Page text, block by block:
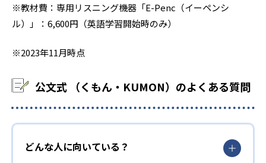
※教材費：専用リスニング機器「E-Penc（イーペンシ
ル）」：6,600円（英語学習開始時のみ）
※2023年11月時点
公文式 （くもん・KUMON）のよくある質問
どんな人に向いている？